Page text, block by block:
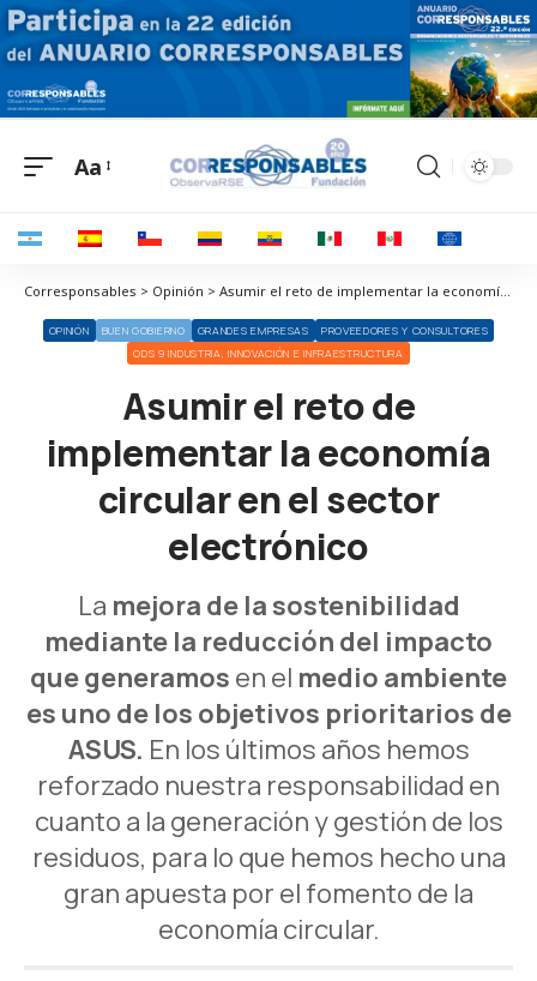
Aa
Corresponsables > Opinión > Asumir el reto de implementar la economía circular en el sector electrónico
OPINIÓN BUEN GOBIERNO GRANDES EMPRESAS
PROVEEDORES Y CONSULTORES
ODS 9 INDUSTRIA, INNOVACIÓN E INFRAESTRUCTURA
Asumir el reto de
implementar la economía
circular en el sector
electrónico
La mejora de la sostenibilidad
mediante la reducción del impacto
que generamos en el medio ambiente
es uno de los objetivos prioritarios de
ASUS. En los últimos años hemos
reforzado nuestra responsabilidad en
cuanto a la generación y gestión de los
residuos, para lo que hemos hecho una
gran apuesta por el fomento de la
economía circular.